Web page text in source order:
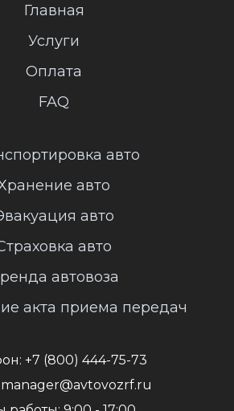
Главная
Услуги
Оплата
FAQ
авто
авто
авто
авто
автовоза
акта приема передач
+7 (800) 444-75-73
manager@avtovozrf.ru